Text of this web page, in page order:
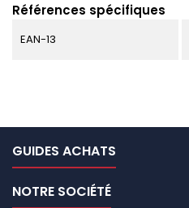
Références spécifiques
EAN-13
GUIDES ACHATS
NOTRE SOCIÉTÉ